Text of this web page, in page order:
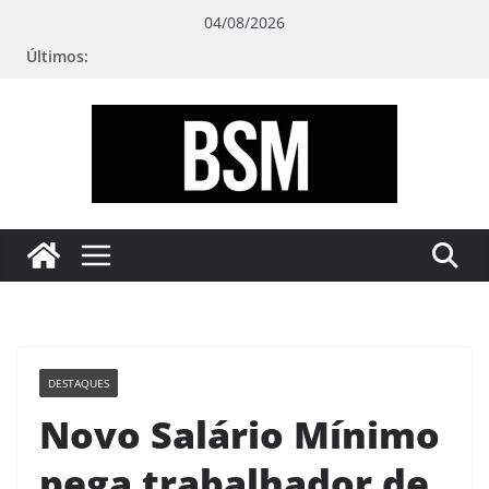
04/08/2026
Últimos:
sua
Mente
DESTAQUES
Novo Salário Mínimo